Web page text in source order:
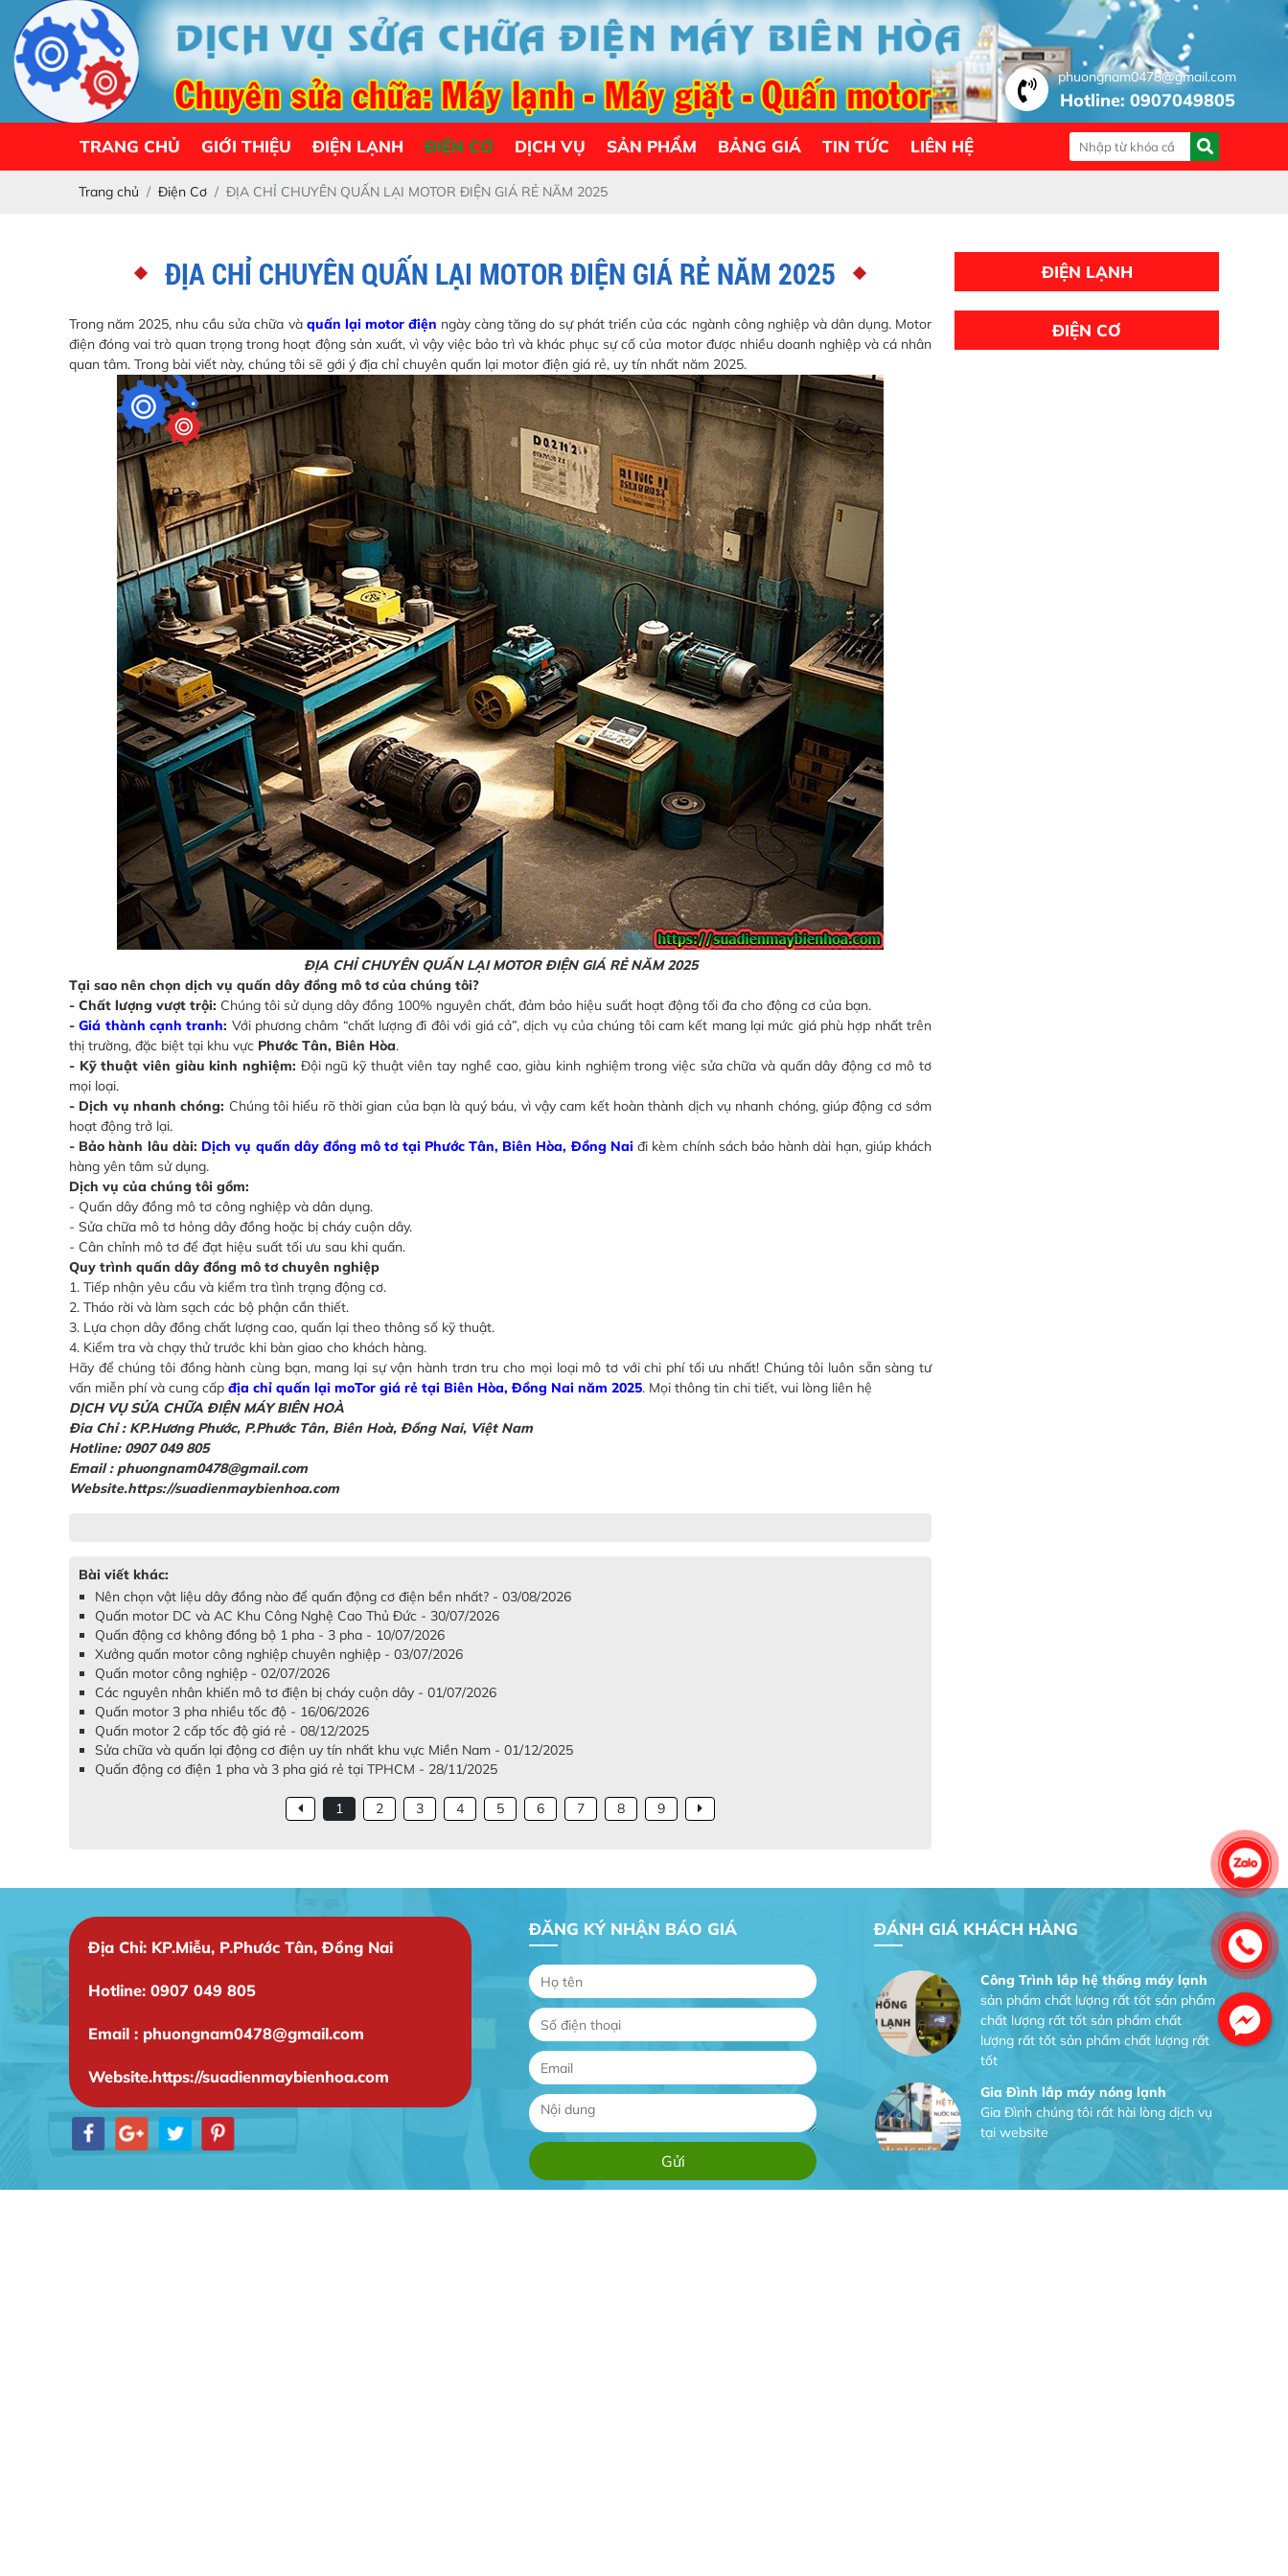
phuongnam0478@gmail.com
Hotline: 0907049805
TRANG CHỦ GIỚI THIỆU ĐIỆN LẠNH ĐIỆN CƠ DỊCH VỤ SẢN PHẨM BẢNG GIÁ TIN TỨC LIÊN HỆ
Trang chủ Điện Cơ ĐỊA CHỈ CHUYÊN QUẤN LẠI MOTOR ĐIỆN GIÁ RẺ NĂM 2025
ĐỊA CHỈ CHUYÊN QUẤN LẠI MOTOR ĐIỆN GIÁ RẺ NĂM 2025
Trong năm 2025, nhu cầu sửa chữa và quấn lại motor điện ngày càng tăng do sự phát triển của các ngành công nghiệp và dân dụng. Motor
điện đóng vai trò quan trọng trong hoạt động sản xuất, vì vậy việc bảo trì và khác phục sự cố của motor được nhiều doanh nghiệp và cá nhân
quan tâm. Trong bài viết này, chúng tôi sẽ gới ý địa chỉ chuyên quấn lại motor điện giá rẻ, uy tín nhất năm 2025.
ĐỊA CHỈ CHUYÊN QUẤN LẠI MOTOR ĐIỆN GIÁ RẺ NĂM 2025
Tại sao nên chọn dịch vụ quấn dây đồng mô tơ của chúng tôi?
- Chất lượng vượt trội: Chúng tôi sử dụng dây đồng 100% nguyên chất, đảm bảo hiệu suất hoạt động tối đa cho động cơ của bạn.
-Giá thành cạnh tranh: Với phương châm “chất lượng đi đôi với giá cả”, dịch vụ của chúng tôi cam kết mang lại mức giá phù hợp nhất trên
thị trường, đặc biệt tại khu vực Phước Tân, Biên Hòa.
- Kỹ thuật viên giàu kinh nghiệm: Đội ngũ kỹ thuật viên tay nghề cao, giàu kinh nghiệm trong việc sửa chữa và quấn dây động cơ mô tơ
mọi loại.
- Dịch vụ nhanh chóng: Chúng tôi hiểu rõ thời gian của bạn là quý báu, vì vậy cam kết hoàn thành dịch vụ nhanh chóng, giúp động cơ sớm
hoạt động trở lại.
- Bảo hành lâu dài: Dịch vụ quấn dây đồng mô tơ tại Phước Tân, Biên Hòa, Đồng Nai đi kèm chính sách bảo hành dài hạn, giúp khách
hàng yên tâm sử dụng.
Dịch vụ của chúng tôi gồm:
- Quấn dây đồng mô tơ công nghiệp và dân dụng.
- Sửa chữa mô tơ hỏng dây đồng hoặc bị cháy cuộn dây.
- Cân chỉnh mô tơ để đạt hiệu suất tối ưu sau khi quấn.
Quy trình quấn dây đồng mô tơ chuyên nghiệp
1. Tiếp nhận yêu cầu và kiểm tra tình trạng động cơ.
2. Tháo rời và làm sạch các bộ phận cần thiết.
3. Lựa chọn dây đồng chất lượng cao, quấn lại theo thông số kỹ thuật.
4. Kiểm tra và chạy thử trước khi bàn giao cho khách hàng.
Hãy để chúng tôi đồng hành cùng bạn, mang lại sự vận hành trơn tru cho mọi loại mô tơ với chi phí tối ưu nhất! Chúng tôi luôn sẵn sàng tư
vấn miễn phí và cung cấp địa chỉ quấn lại moTor giá rẻ tại Biên Hòa, Đồng Nai năm 2025. Mọi thông tin chi tiết, vui lòng liên hệ
DỊCH VỤ SỬA CHỮA ĐIỆN MÁY BIÊN HOÀ
Đia Chỉ : KP.Hương Phước, P.Phước Tân, Biên Hoà, Đồng Nai, Việt Nam
Hotline: 0907 049 805
Email : phuongnam0478@gmail.com
Website.https://suadienmaybienhoa.com
Bài viết khác:
Nên chọn vật liệu dây đồng nào để quấn động cơ điện bền nhất? - 03/08/2026
Quấn motor DC và AC Khu Công Nghệ Cao Thủ Đức - 30/07/2026
Quấn động cơ không đồng bộ 1 pha - 3 pha - 10/07/2026
Xưởng quấn motor công nghiệp chuyên nghiệp - 03/07/2026
Quấn motor công nghiệp - 02/07/2026
Các nguyên nhân khiến mô tơ điện bị cháy cuộn dây - 01/07/2026
Quấn motor 3 pha nhiều tốc độ - 16/06/2026
Quấn motor 2 cấp tốc độ giá rẻ - 08/12/2025
Sửa chữa và quấn lại động cơ điện uy tín nhất khu vực Miền Nam - 01/12/2025
Quấn động cơ điện 1 pha và 3 pha giá rẻ tại TPHCM - 28/11/2025
1 2 3 4 5 6 7 8 9
ĐIỆN LẠNH
ĐIỆN CƠ
Địa Chỉ: KP.Miễu, P.Phước Tân, Đồng Nai
Hotline: 0907 049 805
Email : phuongnam0478@gmail.com
Website.https://suadienmaybienhoa.com
ĐĂNG KÝ NHẬN BÁO GIÁ ĐÁNH GIÁ KHÁCH HÀNG
Dịch vụ MoTor
Công Trình lắp hệ thống máy lạnh
sản phẩm chất lượng rất tốt sản phẩm
chất lượng rất tốt sản phẩm chất
lượng rất tốt sản phẩm chất lượng rất
tốt
Gia Đình lắp máy nóng lạnh
Gia Đình chúng tôi rất hài lòng dịch vụ
tại website